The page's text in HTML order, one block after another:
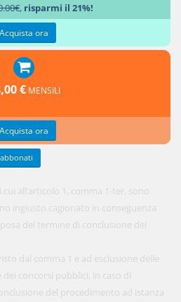
all’articolo 1, comma 1-ter, sono
ingiusto cagionato in conseguenza
del termine di conclusione del
dal comma 1 e ad esclusione delle
concorsi pubblici, in caso di
del procedimento ad istanza
, risparmi il 21%!
Acquista ora
€ MENSILI
Acquista ora